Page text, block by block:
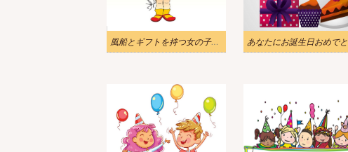
風船とギフトを持つ女の子のイラスト